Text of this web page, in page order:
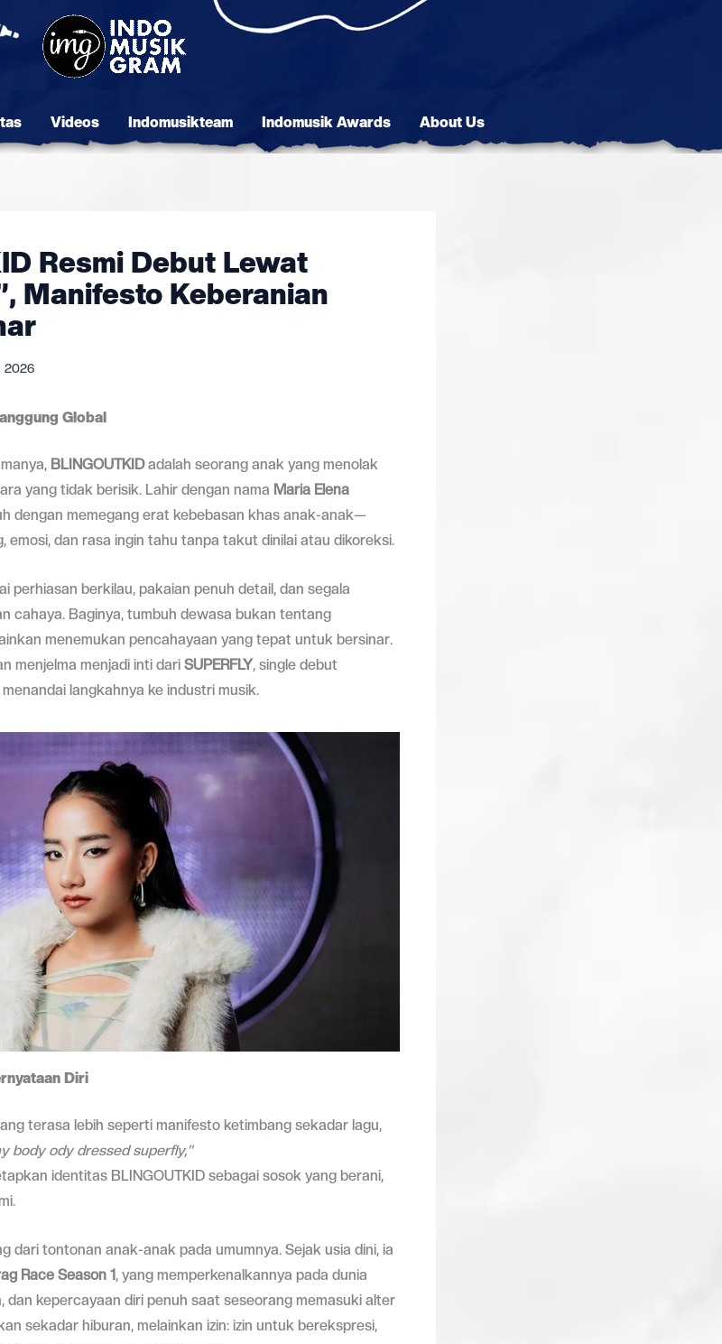
Videos Indomusikteam Indomusik Awards About Us
Resmi Debut Lewat
Manifesto Keberanian
2026
Global
BLINGOUTKIDadalah seorang anak yang menolak
yang tidak berisik. Lahir dengan nama Maria Elena
dengan memegang erat kebebasan khas anak-anak—
emosi, dan rasa ingin tahu tanpa takut dinilai atau dikoreksi.
perhiasan berkilau, pakaian penuh detail, dan segala
cahaya. Baginya, tumbuh dewasa bukan tentang
menemukan pencahayaan yang tepat untuk bersinar.
menjelma menjadi inti dari SUPERFLY, single debut
langkahnya ke industri musik.
Diri
terasa lebih seperti manifesto ketimbang sekadar lagu,
body ody dressed superfly,”
identitas BLINGOUTKID sebagai sosok yang berani,
dari tontonan anak-anak pada umumnya. Sejak usia dini, ia
Race Season 1, yang memperkenalkannya pada dunia
dan kepercayaan diri penuh saat seseorang memasuki alter
sekadar hiburan, melainkan izin: izin untuk berekspresi,